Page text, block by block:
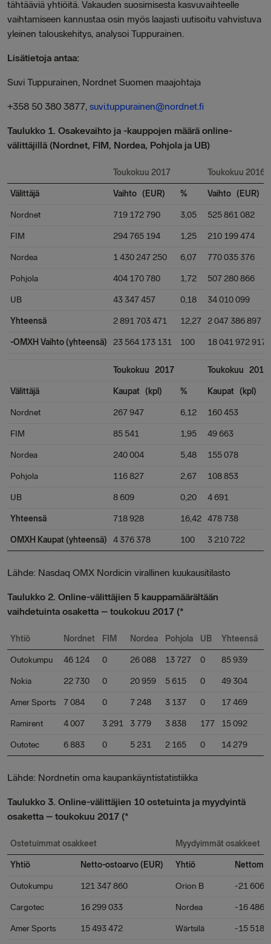
tähtääviä yhtiöitä. Vakauden suosimisesta kasvuvaihteelle
vaihtamiseen kannustaa osin myös laajasti uutisoitu vahvistuva
yleinen talouskehitys, analysoi Tuppurainen.
Lisätietoja antaa:
Suvi Tuppurainen, Nordnet Suomen maajohtaja
+358 50 380 3877, suvi.tuppurainen@nordnet.fi
Taulukko 1. Osakevaihto ja -kauppojen määrä online-
välittäjillä (Nordnet, FIM, Nordea, Pohjola ja UB)
Toukokuu 2017 Toukokuu 2016
Välittäjä Vaihto (EUR) % Vaihto (EUR)
Nordnet 719 172 790 3,05 525 861 082
FIM 294 765 194 1,25 210 199 474
Nordea 1 430 247 250 6,07 770 035 376
Pohjola 404 170 780 1,72 507 280 866
UB 43 347 457 0,18 34 010 099
Yhteensä 2 891 703 471 12,27 2 047 386 897
-OMXH Vaihto (yhteensä) 23 564 173 131 100 18 041 972 917
Toukokuu 2017 Toukokuu 2016
Välittäjä Kaupat (kpl) % Kaupat (kpl)
Nordnet 267 947 6,12 160 453
FIM 85 541 1,95 49 663
Nordea 240 004 5,48 155 078
Pohjola 116 827 2,67 108 853
UB 8 609 0,20 4 691
Yhteensä 718 928 16,42 478 738
OMXH Kaupat (yhteensä) 4 376 378 100 3 210 722
Lähde: Nasdaq OMX Nordicin virallinen kuukausitilasto
Taulukko 2. Online-välittäjien 5 kauppamäärältään
vaihdetuinta osaketta – toukokuu 2017 (*
Yhtiö Nordnet FIM Nordea Pohjola UB Yhteensä
Outokumpu 46 124 0 26 088 13 727 0 85 939
Nokia 22 730 0 20 959 5 615 0 49 304
Amer Sports 7 084 0 7 248 3 137 0 17 469
Ramirent 4 007 3 291 3 779 3 838 177 15 092
Outotec 6 883 0 5 231 2 165 0 14 279
Lähde: Nordnetin oma kaupankäyntistatistiikka
Taulukko 3. Online-välittäjien 10 ostetuinta ja myydyintä
osaketta – toukokuu 2017 (*
Ostetuimmat osakkeet Myydyimmät osakkeet
Yhtiö Netto-ostoarvo (EUR) Yhtiö
Outokumpu 121 347 860 Orion B -21 606
Cargotec 16 299 033 Nordea -16 486
Amer Sports 15 493 472 Wärtsilä -15 518